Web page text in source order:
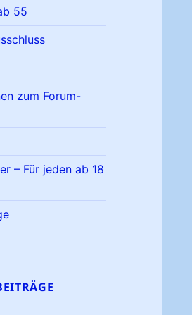
55
zum Forum-
– Für jeden ab 18